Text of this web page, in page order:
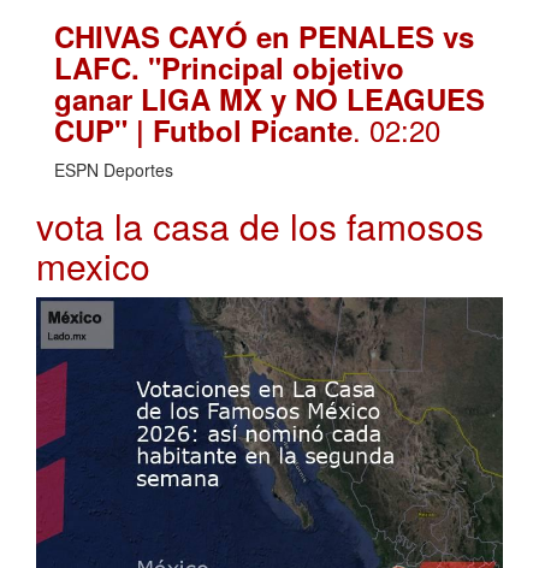
CHIVAS CAYÓ en PENALES vs
LAFC. "Principal objetivo
ganar LIGA MX y NO LEAGUES
CUP" | Futbol Picante. 02:20
ESPN Deportes
vota la casa de los famosos
mexico